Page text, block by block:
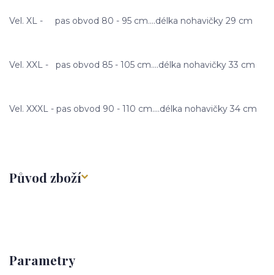
Vel. XL - pas obvod 80 - 95 cm....délka nohavičky 29 cm
Vel. XXL - pas obvod 85 - 105 cm....délka nohavičky 33 cm
Vel. XXXL - pas obvod 90 - 110 cm....délka nohavičky 34 cm
Původ zboží
Parametry